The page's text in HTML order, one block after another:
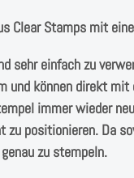
Clear Stamps mit
sehr einfach zu
und können direkt
immer wieder
zu positionieren. Da
zu stempeln.